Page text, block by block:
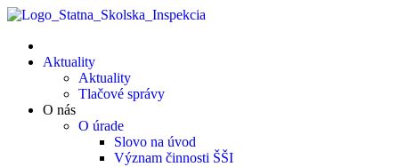
Aktuality
Aktuality
Tlačové správy
O nás
O úrade
Slovo na úvod
Význam činnosti ŠŠI